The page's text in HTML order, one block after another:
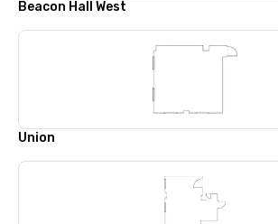
Beacon Hall West
Union